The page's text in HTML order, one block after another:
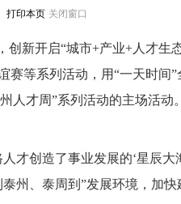
打印本页 关闭窗口
新开启“城市+产业+人才生
赛等系列活动，用“一天时间”
人才周”系列活动的主场活动。
才创造了事业发展的‘星辰大
州、泰周到”发展环境，加快